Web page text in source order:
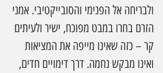
ולבריחה אל הפנימי והסובייקטיבי. אמני
הזרם בחרו במבט מפוכח, ישיר ולעיתים
קר – כזה שאינו מייפה את המציאות
ואינו מבקש נחמה. דרך דימויים חדים,